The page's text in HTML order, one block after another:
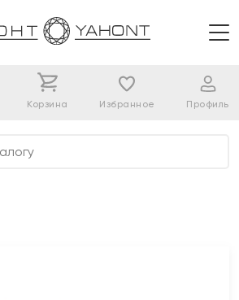
Корзина Избранное Профиль